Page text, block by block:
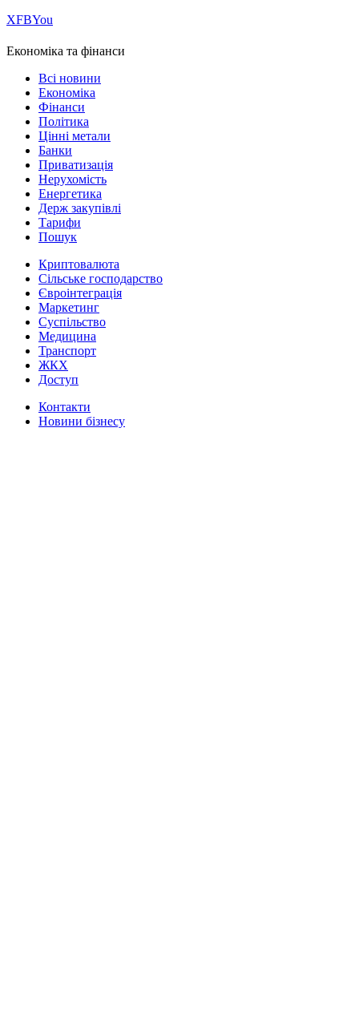
ХFBYou
Економіка та фінанси
Всі новини
Економіка
Фінанси
Політика
Цінні метали
Банки
Приватизація
Нерухомість
Енергетика
Держ закупівлі
Тарифи
Пошук
Криптовалюта
Сільське господарство
Євроінтеграція
Маркетинг
Суспільство
Медицина
Транспорт
ЖКХ
Доступ
Контакти
Новини бізнесу